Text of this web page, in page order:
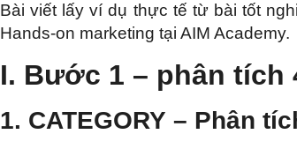
Bài viết lấy ví dụ thực tế từ bài tốt
Hands-on marketing tại AIM Academy.
I. Bước 1 – phân tích
1. CATEGORY – Phân